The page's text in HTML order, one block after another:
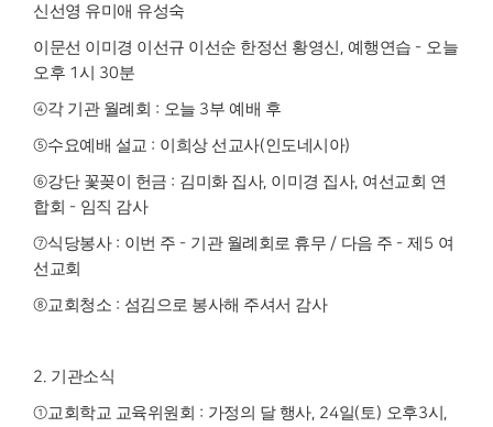
신선영 유미애 유성숙
이문선 이미경 이선규 이선순 한정선 황영신 , 예행연습 - 오늘
오후 1시 30분
④각 기관 월례회 : 오늘 3부 예배 후
⑤수요예배 설교 : 이희상 선교사(인도네시아)
⑥강단 꽃꽂이 헌금 : 김미화 집사, 이미경 집사, 여선교회 연
합회 - 임직 감사
⑦식당봉사 : 이번 주 - 기관 월례회로 휴무 / 다음 주 - 제 5 여
선교회
⑧교회청소 : 섬김으로 봉사해 주셔서 감사
2. 기관소식
①교회학교 교육위원회 : 가정의 달 행사, 24일(토) 오후3시 ,